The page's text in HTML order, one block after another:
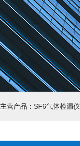
主营产品： SF6气体检漏仪